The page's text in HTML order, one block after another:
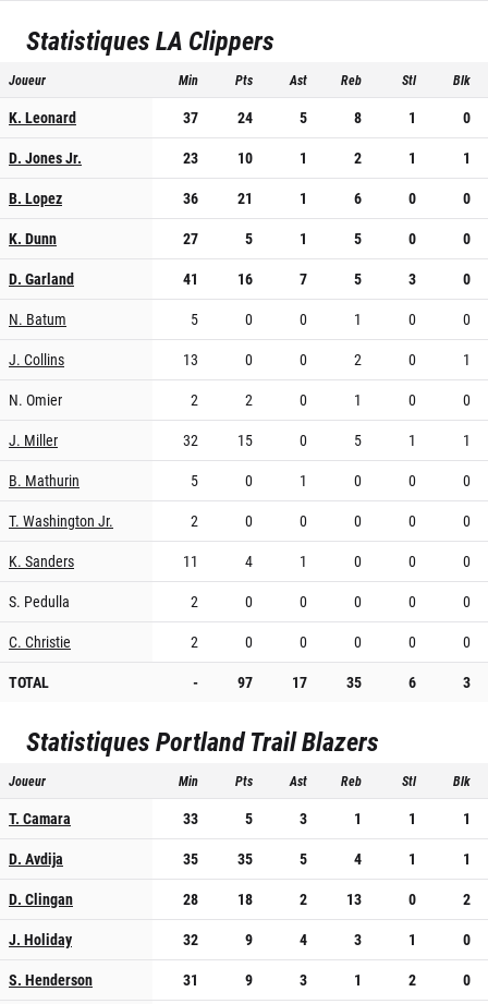
StatistiquesLA Clippers
Joueur Min Pts Ast Reb Stl Blk
K. Leonard 37 24 5 8 1
0
D. Jones Jr.
23 10 1 2 1
1
B. Lopez
36 21 1 6 0
0
K. Dunn
27 5 1 5 0
0
D. Garland
41 16 7 5 3
0
N. Batum
5 0 0 1 0
0
J. Collins
13 0 0 2 0
1
N. Omier
2 2 0 1 0
0
J. Miller
32 15 0 5 1
1
B. Mathurin
5 0 1 0 0
0
T. Washington Jr.
2 0 0 0 0
0
K. Sanders
11 4 1 0 0
0
S. Pedulla
2 0 0 0 0
0
C. Christie
2 0 0 0 0
0
TOTAL
- 97 17 35 6 3
StatistiquesPortland Trail Blazers
Joueur Min Pts Ast Reb Stl Blk
T. Camara 33 5 3 1 1
1
D. Avdija
35 35 5 4 1
1
D. Clingan
28 18 2 13 0
2
J. Holiday
32 9 4 3 1
0
S. Henderson
31 9 3 1 2
0